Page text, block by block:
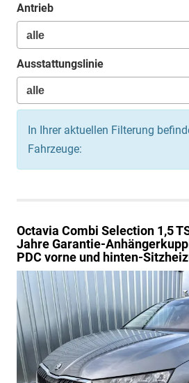
Antrieb
Ausstattungslinie
In Ihrer aktuellen Filterung
Fahrzeuge:
Octavia Combi Selection 1,5
Jahre Garantie-
PDC vorne und hinten-